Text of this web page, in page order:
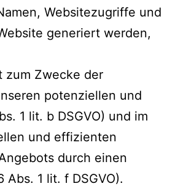
Websitezugriffe und
generiert werden,
zum Zwecke der
potenziellen und
1 lit. b DSGVO) und im
und effizienten
durch einen
1 lit. f DSGVO).